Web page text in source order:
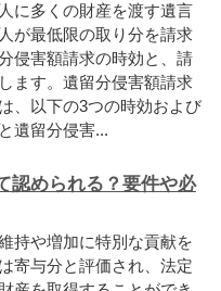
に多くの財産を渡す遺言
が最低限の取り分を請求
侵害額請求の時効と、請
ます。遺留分侵害額請求
、以下の3つの時効および
遺留分侵害...
認められる？要件や必
持や増加に特別な貢献を
寄与分と評価され、法定